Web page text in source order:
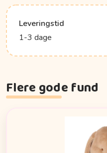
Leveringstid
1-3 dage
Flere gode fund